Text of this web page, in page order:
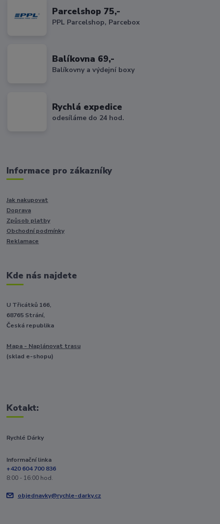
Parcelshop 75,-
PPL Parcelshop, Parcebox
Balíkovna 69,-
Balíkovny a výdejní boxy
Rychlá expedice
odesíláme do 24 hod.
Informace pro zákazníky
Jak nakupovat
Doprava
Způsob platby
Obchodní podmínky
Reklamace
Kde nás najdete
U Třicátků 166,
68765 Strání,
Česká republika
Mapa - Naplánovat trasu
(sklad e-shopu)
Kotakt:
Rychlé Dárky
Informační linka
+420 604 700 836
8:00 - 16:00 hod.
objednavky@rychle-darky.cz